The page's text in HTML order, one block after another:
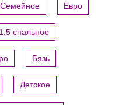
Семейное Евро
1,5 спальное
Бязь
Детское